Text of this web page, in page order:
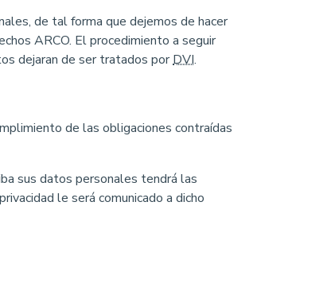
de tal forma que dejemos de hacer
ARCO. El procedimiento a seguir
dejaran de ser tratados porDVI.
de las obligaciones contraídas
sus datos personales tendrá las
le será comunicado a dicho